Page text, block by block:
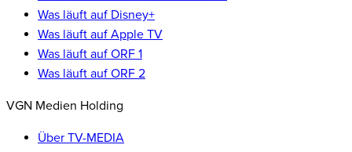
Was läuft auf Disney+
Was läuft auf Apple TV
Was läuft auf ORF 1
Was läuft auf ORF 2
VGN Medien Holding
Über TV-MEDIA